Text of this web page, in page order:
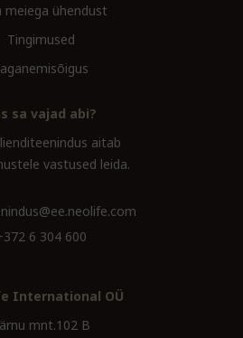
meiega ühendust
Tingimused
sa vajad abi?
aitab
vastused leida.
6 304 600
International OÜ
mnt.102 B